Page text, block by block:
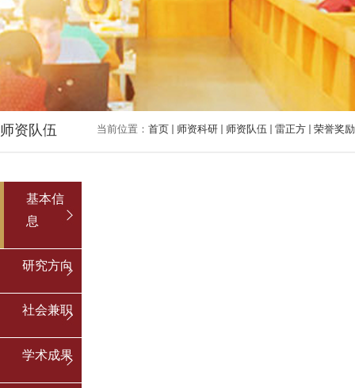
当前位置： 首页 师资科研 师资队伍 雷正方 荣誉奖励
师资队伍
基本信
息
研究方向
社会兼职
学术成果